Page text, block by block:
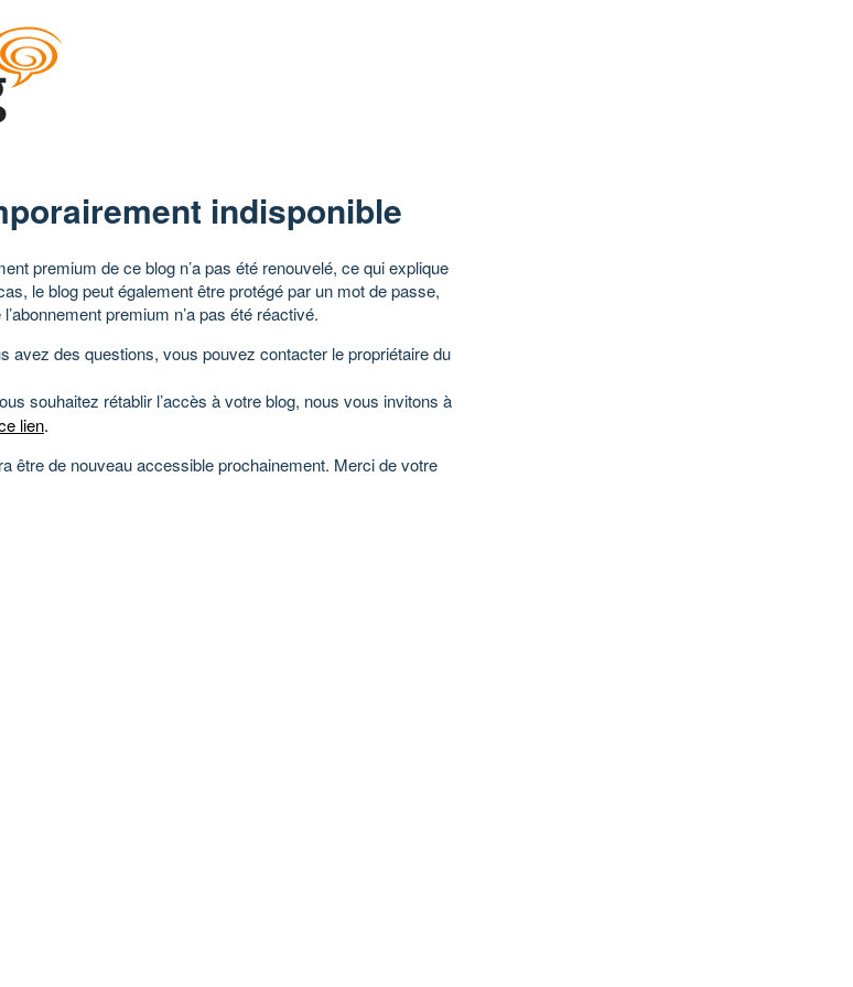
indisponible
premium de ce blog n’a pas été renouvelé, ce qui explique
le blog peut également être protégé par un mot de passe,
premium n’a pas été réactivé.
avez des questions, vous pouvez contacter le propriétaire du
souhaitez rétablir l’accès à votre blog, nous vous invitons à
lien.
être de nouveau accessible prochainement. Merci de votre